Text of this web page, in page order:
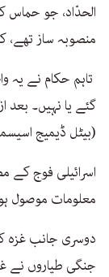
الحدّاد، جو
منصوبہ ساز تھے،
تاہم حکام نے یہ
گئے یا نہیں۔ بعد
(بیٹل ڈیمیج
اسرائیلی فوج کے
معلومات موصول
دوسری جانب غزہ
جنگی طیاروں نے